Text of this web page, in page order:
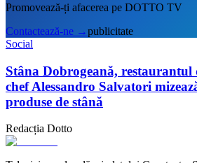
Promovează-ți afacerea pe DOTTO TV
Contactează-ne →publicitate
Social
Stâna Dobrogeană, restaurantul
chef Alessandro Salvatori
produse de stână
Redacția Dotto